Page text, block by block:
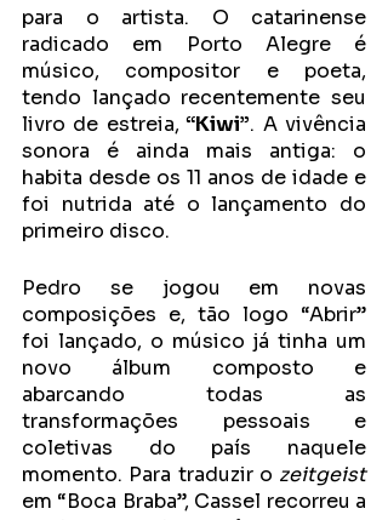
para o artista. O catarinense
radicado em Porto Alegre é
músico, compositor e poeta,
tendo lançado recentemente seu
livro de estreia, “Kiwi”. A vivência
sonora é ainda mais antiga: o
habita desde os 11 anos de idade e
foi nutrida até o lançamento do
primeiro disco.
Pedro se jogou em novas
composições e, tão logo “Abrir”
foi lançado, o músico já tinha um
novo álbum composto e
abarcando todas as
transformações pessoais e
coletivas do país naquele
momento. Para traduzir o zeitgeist
em “Boca Braba”, Cassel recorreu a